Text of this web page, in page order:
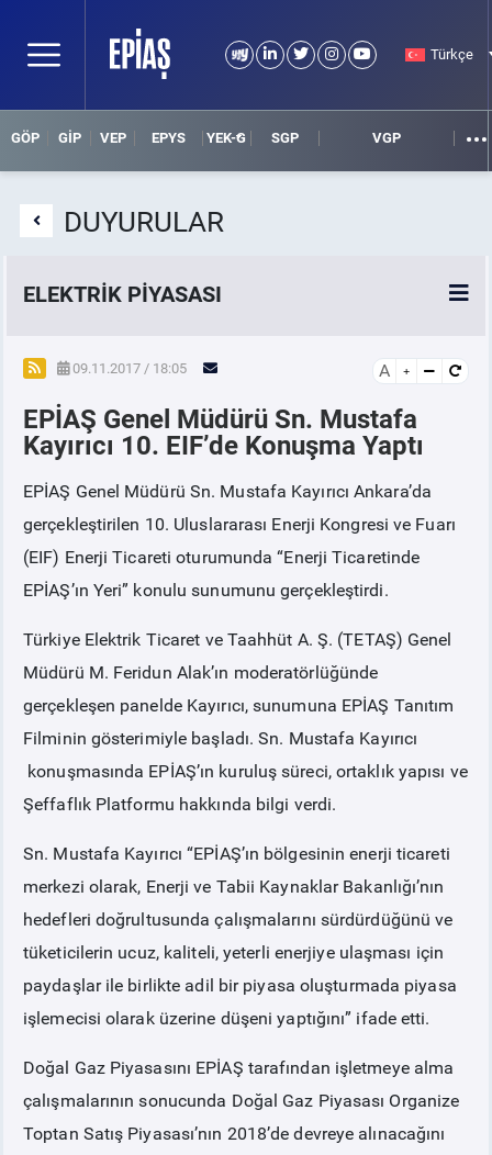
Türkçe
GÖP GİP VEP EPYS YEK-G SGP VGP
DUYURULAR
ELEKTRİK PİYASASI
SPOT ELEKTRİK PİYASALARI
ÖRNEK FİNANS BELGELERİ
VADELİ ELEKTRİK PİYASASI
PİYASAKAYITSÜRECİ
MALİ UZLAŞTIRMA
TEMİNAT
BÜLTENLER
BT HİZMET YÖNETİM SİSTEMİ POLİTİKAMIZ
09.11.2017 / 18:05 A
EPİAŞ Genel Müdürü Sn. Mustafa
Kayırıcı 10. EIF’de Konuşma Yaptı
EPİAŞ Genel Müdürü Sn. Mustafa Kayırıcı Ankara’da
gerçekleştirilen 10. Uluslararası Enerji Kongresi ve Fuarı
(EIF) Enerji Ticareti oturumunda “Enerji Ticaretinde
EPİAŞ’ın Yeri” konulu sunumunu gerçekleştirdi.
Türkiye Elektrik Ticaret ve Taahhüt A. Ş. (TETAŞ) Genel
Müdürü M. Feridun Alak’ın moderatörlüğünde
gerçekleşen panelde Kayırıcı, sunumuna EPİAŞ Tanıtım
Filminin gösterimiyle başladı. Sn. Mustafa Kayırıcı
konuşmasında EPİAŞ’ın kuruluş süreci, ortaklık yapısı ve
Şeffaflık Platformu hakkında bilgi verdi.
Sn. Mustafa Kayırıcı “EPİAŞ’ın bölgesinin enerji ticareti
merkezi olarak, Enerji ve Tabii Kaynaklar Bakanlığı’nın
hedefleri doğrultusunda çalışmalarını sürdürdüğünü ve
tüketicilerin ucuz, kaliteli, yeterli enerjiye ulaşması için
paydaşlar ile birlikte adil bir piyasa oluşturmada piyasa
işlemecisi olarak üzerine düşeni yaptığını” ifade etti.
Doğal Gaz Piyasasını EPİAŞ tarafından işletmeye alma
çalışmalarının sonucunda Doğal Gaz Piyasası Organize
Toptan Satış Piyasası’nın 2018’de devreye alınacağını